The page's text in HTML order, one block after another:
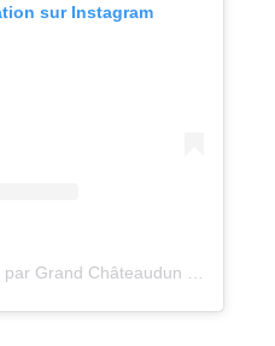
sur Instagram
Une publication partagée par Grand Châteaudun Tourisme (@grandchateauduntourisme)